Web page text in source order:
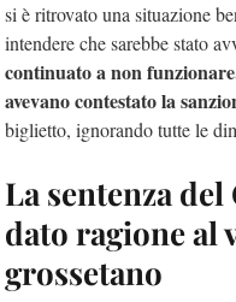
si è ritrovato una situazione
intendere che sarebbe stato
continuato a non
avevano contestato la
biglietto, ignorando tutte le
La sentenza
dato ragione al
grossetano